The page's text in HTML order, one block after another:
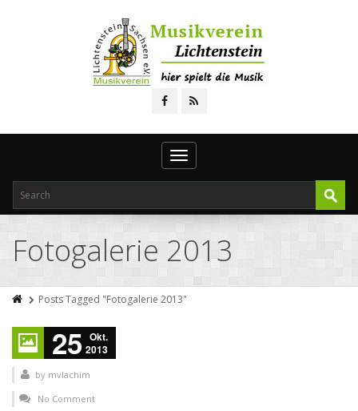
Toggle
navigation
Fotogalerie 2013
Posts Tagged "Fotogalerie 2013"
25 Okt.
2013
by mvlachim
No Comment